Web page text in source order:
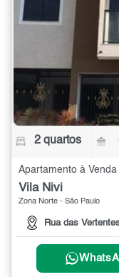
2 quartos
Apartamento à
Vila Nivi
Zona Norte - São Paulo
Rua das